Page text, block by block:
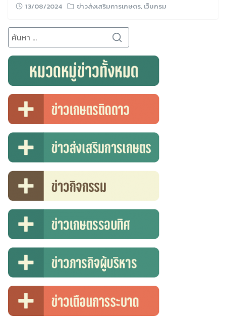
Search
for:
13/08/2024 ข่าวส่งเสริมการเกษตร, เว็บกรม
Search
for: